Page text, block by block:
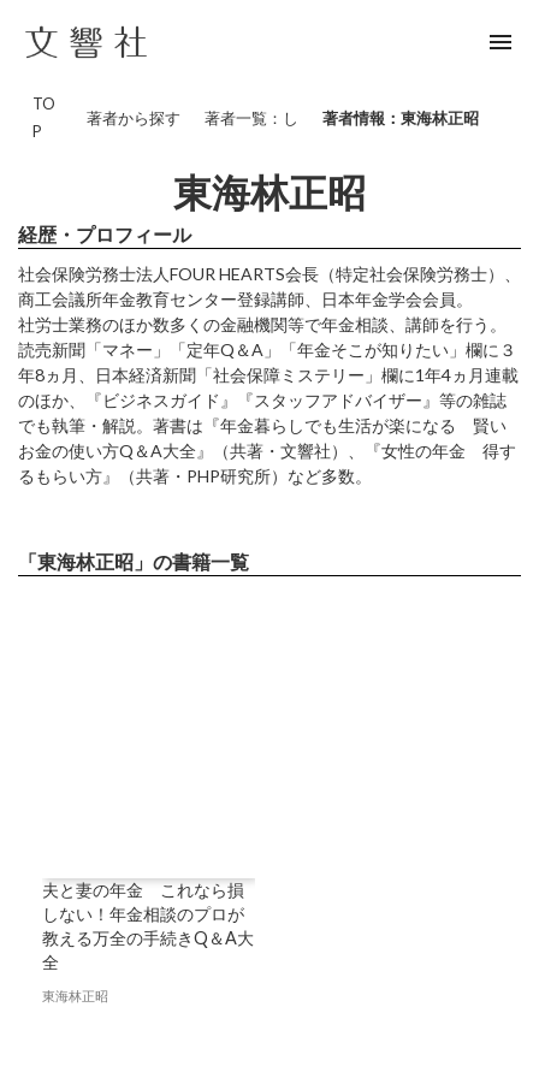
menu
TO
P
著者から探す 著者一覧：し 著者情報：東海林正昭
東海林正昭
経歴・プロフィール
社会保険労務士法人FOUR HEARTS会長（特定社会保険労務士）、
商工会議所年金教育センター登録講師、日本年金学会会員。
社労士業務のほか数多くの金融機関等で年金相談、講師を行う。
読売新聞「マネー」「定年Q＆A」「年金そこが知りたい」欄に３
年8ヵ月、日本経済新聞「社会保障ミステリー」欄に1年4ヵ月連載
のほか、『ビジネスガイド』『スタッフアドバイザー』等の雑誌
でも執筆・解説。著書は『年金暮らしでも生活が楽になる 賢い
お金の使い方Q＆A大全』（共著・文響社）、『女性の年金 得す
るもらい方』（共著・PHP研究所）など多数。
「東海林正昭」の書籍一覧
夫と妻の年金 これなら損
しない！年金相談のプロが
教える万全の手続きQ＆A大
全
東海林正昭